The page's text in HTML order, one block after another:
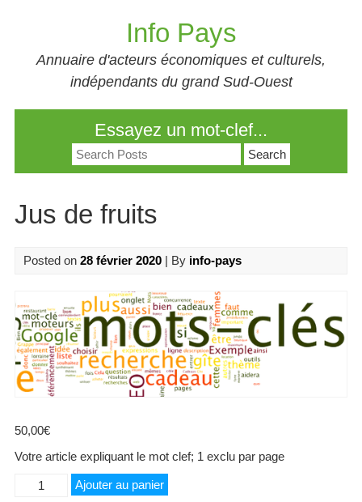
Info Pays
Annuaire d'acteurs économiques et culturels,
indépendants du grand Sud-Ouest
Essayez un mot-clef...
Search
for:
Jus de fruits
Posted on 28 février 2020| By info-pays
50,00€
Votre article expliquant le mot clef; 1 exclu par page
quantité
Ajouter au panier